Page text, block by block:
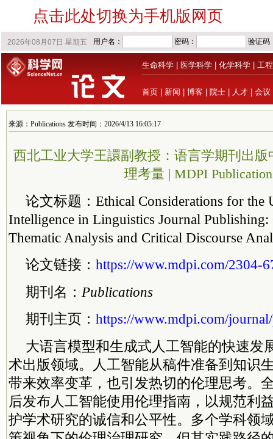
点击此处切换为手机版网页
生命科学 医学科学 化学科学 工
首页 新闻 博客 院士 人才 会议
来源：Publications 发布时间：2026/4/13 16:05:17
西北工业大学王譞副教授：语言学期刊出
理考量 | MDPI
论文标题：Ethical Considerations for the
Intelligence in Linguistics Journal
Thematic Analysis and Critical Discourse
论文链接： https://www.mdpi.com/2304-
期刊名： Publications
期刊主页： https://www.mdpi.com/
大语言模型和生成式人工智能的快速发
术出版领域。人工智能从稿件准备到知识
带来效率变革，也引发热切的伦理思考。
后发布人工智能使用伦理指南，以规范利
护学术研究的诚信和公平性。多个学科领